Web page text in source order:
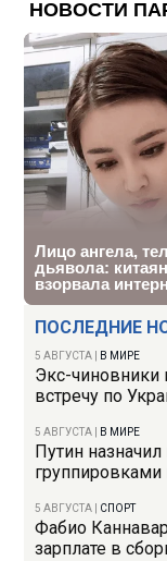
ПОСЛЕДНИЕ
5 АВГУСТА В МИРЕ
Экс-
встречу по
5 АВГУСТА В МИРЕ
Путин
5 АВГУСТА СПОРТ
Фабио
зарплате в